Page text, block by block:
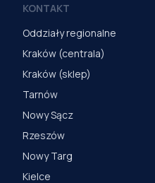
KONTAKT
Oddziały regionalne
Kraków (centrala)
Kraków (sklep)
Tarnów
Nowy Sącz
Rzeszów
Nowy Targ
Kielce